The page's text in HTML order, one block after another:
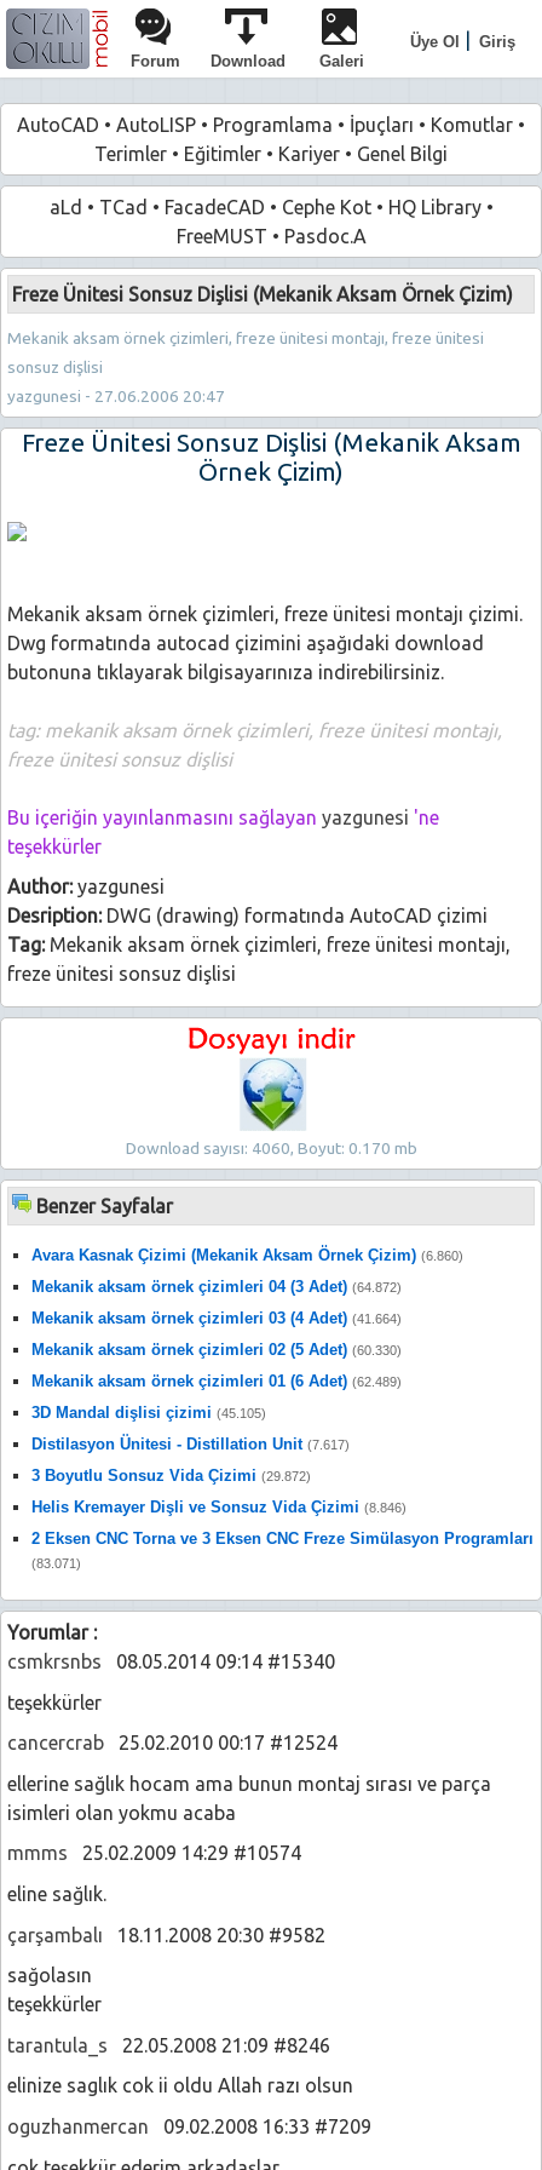
Üye Ol
Giriş
Forum
Download Galeri
AutoCAD • AutoLISP • Programlama • İpuçları • Komutlar •
Terimler • Eğitimler • Kariyer • Genel Bilgi
aLd • TCad • FacadeCAD • Cephe Kot• HQ Library•
FreeMUST • Pasdoc.A
Freze Ünitesi Sonsuz Dişlisi (Mekanik Aksam Örnek Çizim)
Mekanik aksam örnek çizimleri, freze ünitesi montajı, freze ünitesi
sonsuz dişlisi
yazgunesi - 27.06.2006 20:47
Freze Ünitesi Sonsuz Dişlisi (Mekanik Aksam
Örnek Çizim)
Mekanik aksam örnek çizimleri, freze ünitesi montajı çizimi.
Dwg formatında autocad çizimini aşağıdaki download
butonuna tıklayarak bilgisayarınıza indirebilirsiniz.
tag: mekanik aksam örnek çizimleri, freze ünitesi montajı,
freze ünitesi sonsuz dişlisi
Bu içeriğin yayınlanmasını sağlayan yazgunesi 'ne
teşekkürler
Author:yazgunesi
Desription:DWG (drawing) formatında AutoCAD çizimi
Tag:Mekanik aksam örnek çizimleri, freze ünitesi montajı,
freze ünitesi sonsuz dişlisi
Download sayısı: 4060, Boyut: 0.170 mb
Benzer Sayfalar
Avara Kasnak Çizimi (Mekanik Aksam Örnek Çizim) (6.860)
Mekanik aksam örnek çizimleri 04 (3 Adet) (64.872)
Mekanik aksam örnek çizimleri 03 (4 Adet) (41.664)
Mekanik aksam örnek çizimleri 02 (5 Adet) (60.330)
Mekanik aksam örnek çizimleri 01 (6 Adet) (62.489)
3D Mandal dişlisi çizimi (45.105)
Distilasyon Ünitesi - Distillation Unit (7.617)
3 Boyutlu Sonsuz Vida Çizimi (29.872)
Helis Kremayer Dişli ve Sonsuz Vida Çizimi (8.846)
2 Eksen CNC Torna ve 3 Eksen CNC Freze Simülasyon Programları
(83.071)
Yorumlar :
csmkrsnbs 08.05.2014 09:14 #15340
teşekkürler
cancercrab 25.02.2010 00:17 #12524
ellerine sağlık hocam ama bunun montaj sırası ve parça
isimleri olan yokmu acaba
mmms 25.02.2009 14:29 #10574
eline sağlık.
çarşambalı 18.11.2008 20:30 #9582
sağolasın
teşekkürler
tarantula_s 22.05.2008 21:09 #8246
elinize saglık cok ii oldu Allah razı olsun
oguzhanmercan 09.02.2008 16:33 #7209